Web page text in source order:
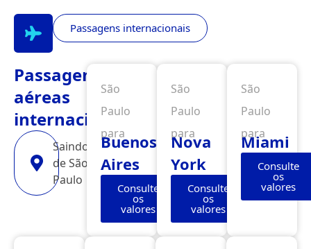
Passagens internacionais
Passagens
aéreas
internacionais
Saindo
de São
Paulo
São
Paulo
para
Buenos
Aires
Consulte
os
valores
São
Paulo
para
Nova
York
Consulte
os
valores
São
Paulo
para
Miami
Consulte
os
valores